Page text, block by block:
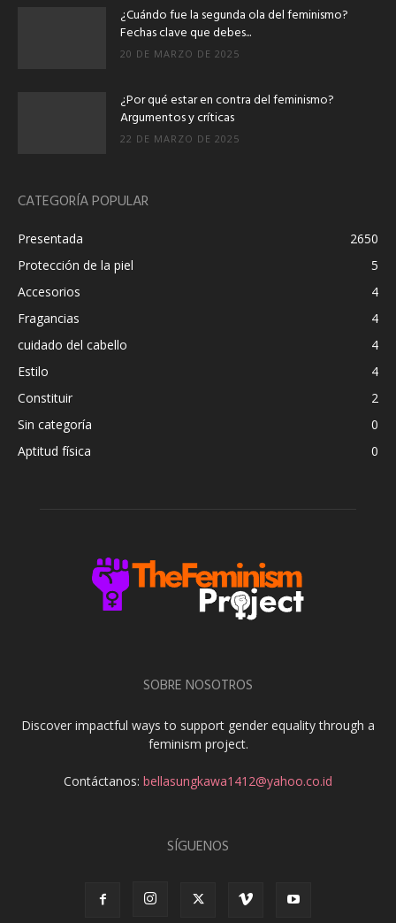
¿Cuándo fue la segunda ola del feminismo?
Fechas clave que debes...
20 DE MARZO DE 2025
¿Por qué estar en contra del feminismo?
Argumentos y críticas
22 DE MARZO DE 2025
CATEGORÍA POPULAR
Presentada
2650
Protección de la piel
5
Accesorios
4
Fragancias
4
cuidado del cabello
4
Estilo
4
Constituir
2
Sin categoría
0
Aptitud física
0
SOBRE NOSOTROS
Discover impactful ways to support gender equality through a
feminism project.
Contáctanos: bellasungkawa1412@yahoo.co.id
SÍGUENOS